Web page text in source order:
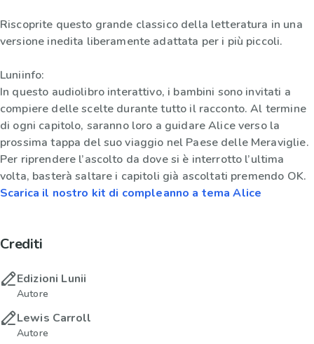
Riscoprite questo grande classico della letteratura in una
versione inedita liberamente adattata per i più piccoli.
Luniinfo:
In questo audiolibro interattivo, i bambini sono invitati a
compiere delle scelte durante tutto il racconto. Al termine
di ogni capitolo, saranno loro a guidare Alice verso la
prossima tappa del suo viaggio nel Paese delle Meraviglie.
Per riprendere l’ascolto da dove si è interrotto l’ultima
volta, basterà saltare i capitoli già ascoltati premendo OK.
Scarica il nostro kit di compleanno a tema Alice
Crediti
Edizioni Lunii
Autore
Lewis Carroll
Autore